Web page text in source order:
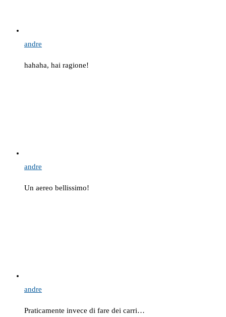
andre
hahaha, hai ragione!
andre
Un aereo bellissimo!
andre
Praticamente invece di fare dei carri…